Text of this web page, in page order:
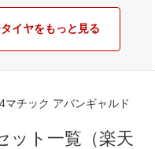
イヤをもっと見る
マチック アバンギャルド
ット一覧（楽天